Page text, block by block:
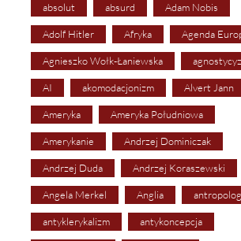
absolut absurd Adam Nobis
Adolf Hitler Afryka Agenda
Agnieszko Wołk-Łaniewska
AI akomodacjonizm Alvert Jann
Ameryka Ameryka Południowa
Amerykanie Andrzej Dominiczak
Andrzej Duda Andrzej Koraszewski
Angela Merkel Anglia
antyklerykalizm antykoncepcja